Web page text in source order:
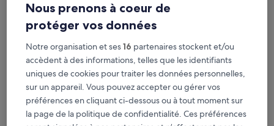
(897 avis)
Best Western Plus Monterrey Airport
Nous prenons à coeur de
protéger vos données
Notre organisation et ses16 partenaires stockent et/ou
accèdent à des informations, telles que les identifiants
uniques de cookies pour traiter les données personnelles,
sur un appareil. Vous pouvez accepter ou gérer vos
préférences en cliquant ci-dessous ou à tout moment sur
la page de la politique de confidentialité. Ces préférences